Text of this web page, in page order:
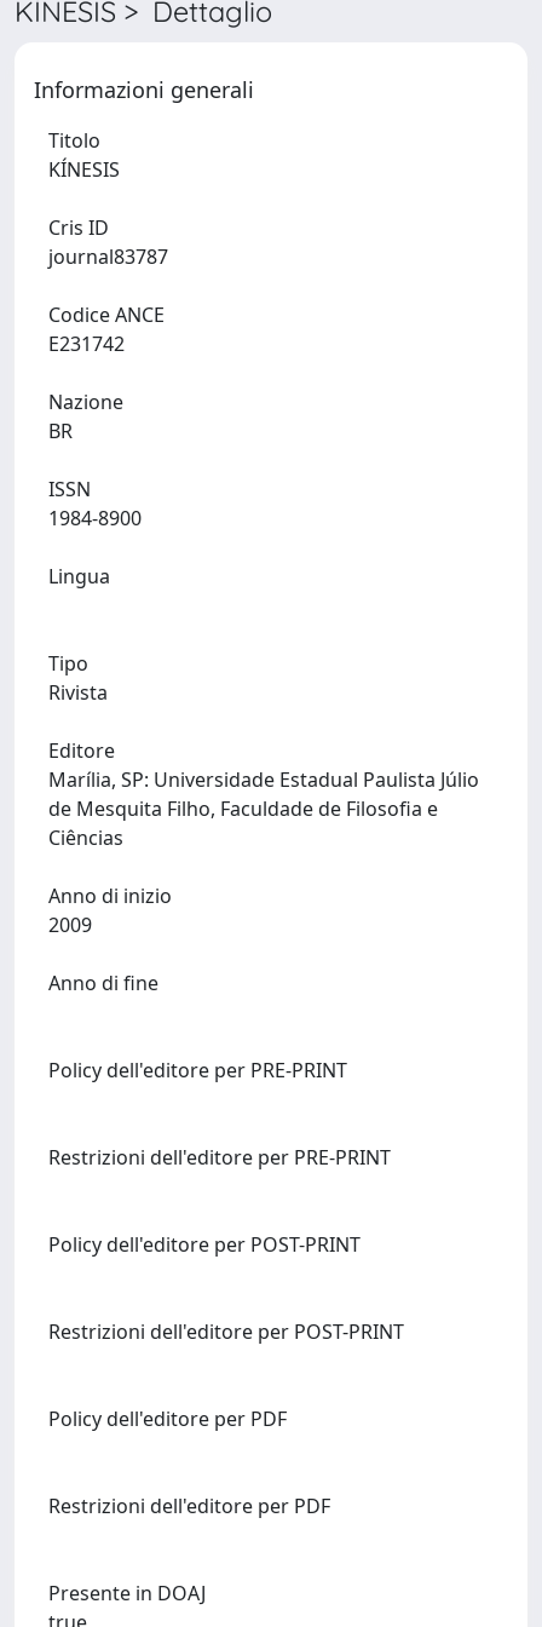
KÍNESIS > Dettaglio
Informazioni generali
Titolo
Cris ID
Codice ANCE
Nazione
ISSN
Lingua
Tipo
Rivista
Editore
Marília, SP: Universidade Estadual Paulista Júlio
de Mesquita Filho, Faculdade de Filosofia e
Anno di inizio
Anno di fine
Policy dell'editore per PRE-PRINT
Restrizioni dell'editore per PRE-PRINT
Policy dell'editore per POST-PRINT
Restrizioni dell'editore per POST-PRINT
Policy dell'editore per PDF
Restrizioni dell'editore per PDF
Presente in DOAJ